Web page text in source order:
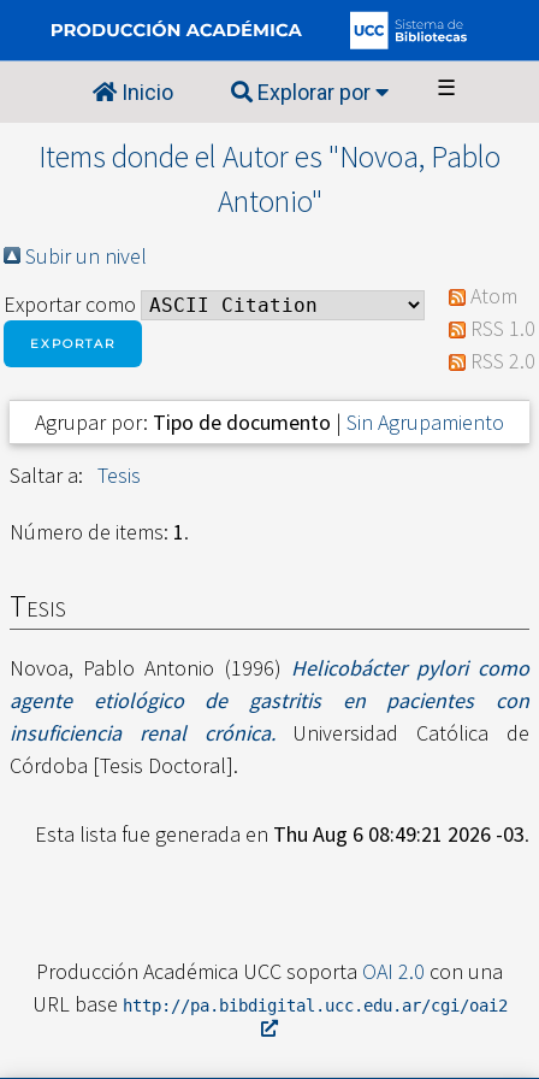
Inicio Explorar por ☰
Items donde el Autor es "Novoa, Pablo
Antonio"
Subir un nivel
Exportar como
Atom
RSS 1.0
RSS 2.0
Agrupar por: Tipo de documento | Sin Agrupamiento
Saltar a: Tesis
Número de items: 1.
Tesis
Novoa, Pablo Antonio (1996) Helicobácter pylori como
agente etiológico de gastritis en pacientes con
insuficiencia renal crónica.Universidad Católica de
Córdoba [Tesis Doctoral].
Esta lista fue generada en Thu Aug 6 08:49:21 2026 -03.
Producción Académica UCC soporta OAI 2.0 con una
URL base http://pa.bibdigital.ucc.edu.ar/cgi/oai2